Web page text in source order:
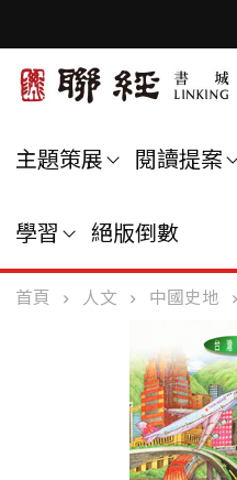
主題策展 閱讀提案
學習 絕版倒數
首頁 人文 中國史地